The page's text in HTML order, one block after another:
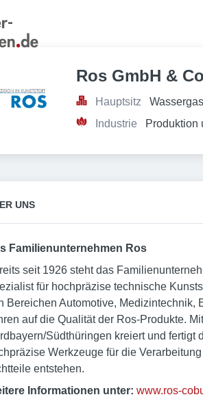
Ros GmbH &
Hauptsitz
Industrie
Produktion
UNS
Familienunternehmen Ros
seit 1926 steht das
für hochpräzise technische
Bereichen Automotive, Medizintechnik,
auf die Qualität der Ros-Produkte.
Südthüringen kreiert und fertigt
Werkzeuge für die
entstehen.
Informationen unter: www.ros-